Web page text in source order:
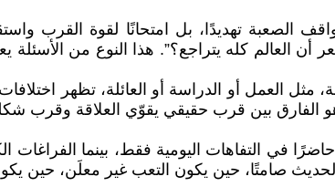
الصعبة تهديدًا، بل امتحانًا لقوة القرب
العالم كله يتراجع؟”. هذا النوع من الأسئلة
مثل العمل أو الدراسة أو العائلة، تظهر
هو الفارق بين قرب حقيقي يقوّي العلاقة وقرب
في التفاهات اليومية فقط، بينما
صامتًا، حين يكون التعب غير معلَن، حين